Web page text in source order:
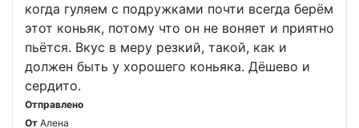
когда гуляем с подружками почти всегда берём
этот коньяк, потому что он не воняет и приятно
пьётся. Вкус в меру резкий, такой, как и
должен быть у хорошего коньяка. Дёшево и
сердито.
Отправлено
От Алена